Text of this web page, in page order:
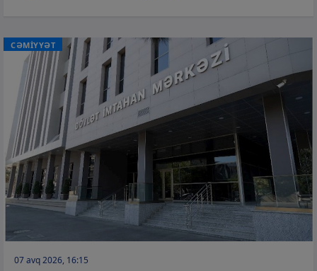
CƏMİYYƏT
07 avq 2026, 16:15